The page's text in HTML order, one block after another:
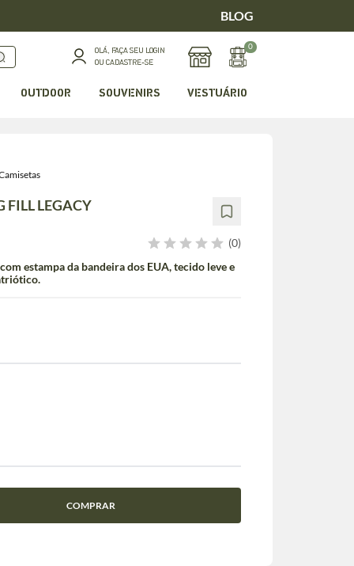
BLOG
OLÁ, FAÇA SEU LOGIN
OU CADASTRE-SE
0
OUTDOOR SOUVENIRS VESTUÁRIO
FILL LEGACY
(0)
estampa da bandeira dos EUA, tecido leve e
COMPRAR